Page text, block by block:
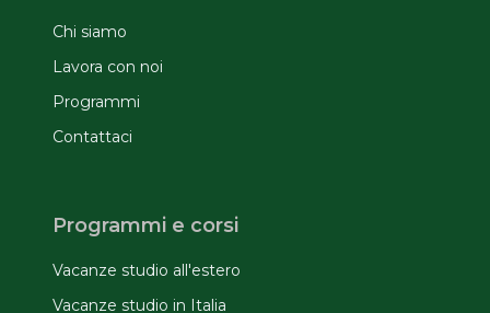
Chi siamo
Lavora con noi
Programmi
Contattaci
Programmi e corsi
Vacanze studio all'estero
Vacanze studio in Italia